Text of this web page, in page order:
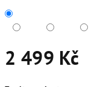
2 499 Kč